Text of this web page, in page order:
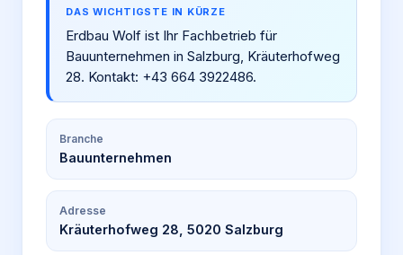
DAS WICHTIGSTE IN KÜRZE
Erdbau Wolf ist Ihr Fachbetrieb für
Bauunternehmen in Salzburg, Kräuterhofweg
28. Kontakt: +43 664 3922486.
Branche
Bauunternehmen
Adresse
Kräuterhofweg 28, 5020 Salzburg